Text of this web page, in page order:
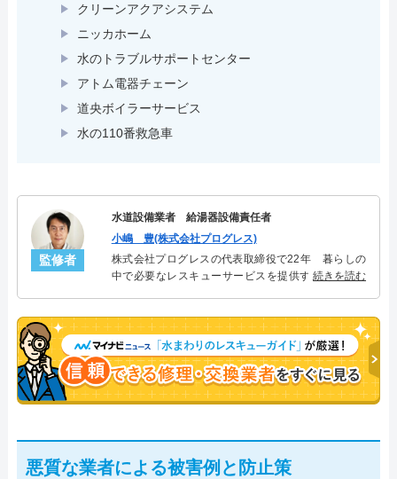
クリーンアクアシステム
ニッカホーム
水のトラブルサポートセンター
アトム電器チェーン
道央ボイラーサービス
水の110番救急車
監修者
水道設備業者 給湯器設備責任者
小嶋 豊(株式会社プログレス)
株式会社プログレスの代表取締役で22年 暮らしの
中で必要なレスキューサービスを提供する株式会社
決。多くのお客様に信頼される「給湯器」のスペシ
ャリスト。
続きを読む
悪質な業者による被害例と防止策